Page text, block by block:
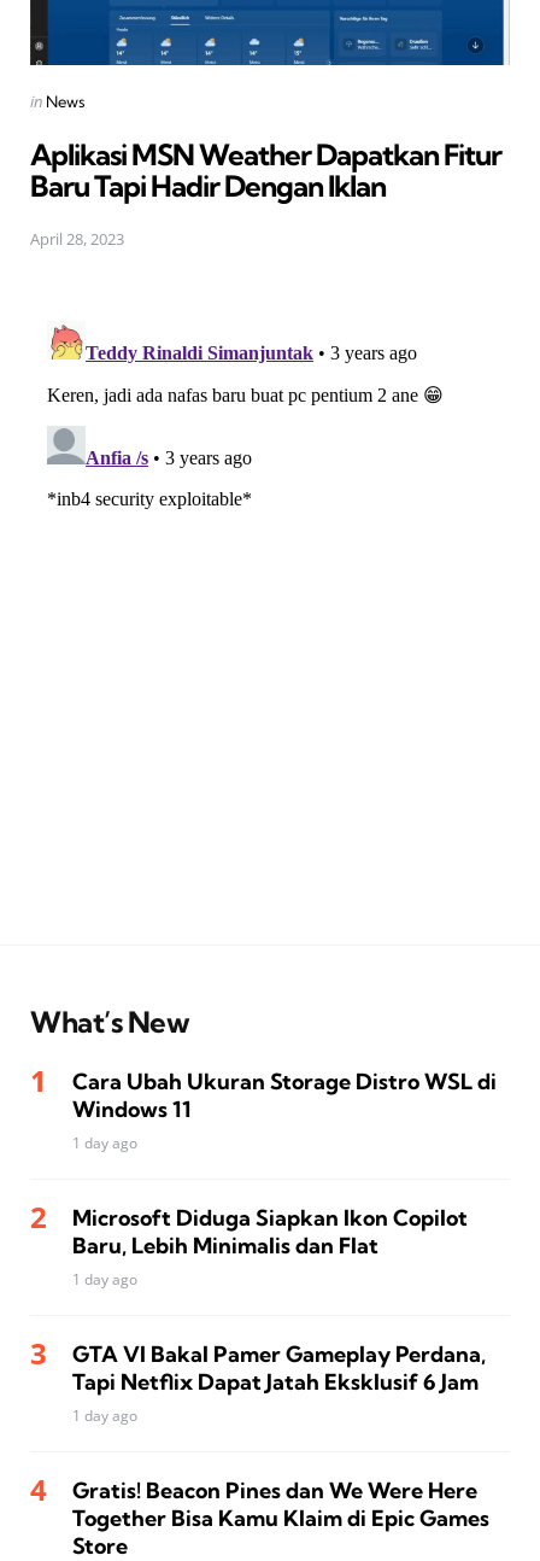
Posted
in News
Aplikasi MSN Weather Dapatkan Fitur
Baru Tapi Hadir Dengan Iklan
April 28, 2023
What’s New
Cara Ubah Ukuran Storage Distro WSL di
Windows 11
1 day ago
Microsoft Diduga Siapkan Ikon Copilot
Baru, Lebih Minimalis dan Flat
1 day ago
GTA VI Bakal Pamer Gameplay Perdana,
Tapi Netflix Dapat Jatah Eksklusif 6 Jam
1 day ago
Gratis! Beacon Pines dan We Were Here
Together Bisa Kamu Klaim di Epic Games
Store